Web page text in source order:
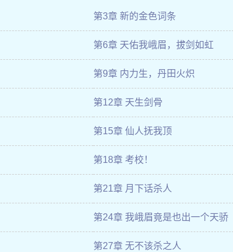
第3章 新的金色词条
第6章 天佑我峨眉，拔剑如虹
第9章 内力生，丹田火炽
第12章 天生剑骨
第15章 仙人抚我顶
第18章 考校！
第21章 月下话杀人
第24章 我峨眉竟是也出一个天骄
第27章 无不该杀之人